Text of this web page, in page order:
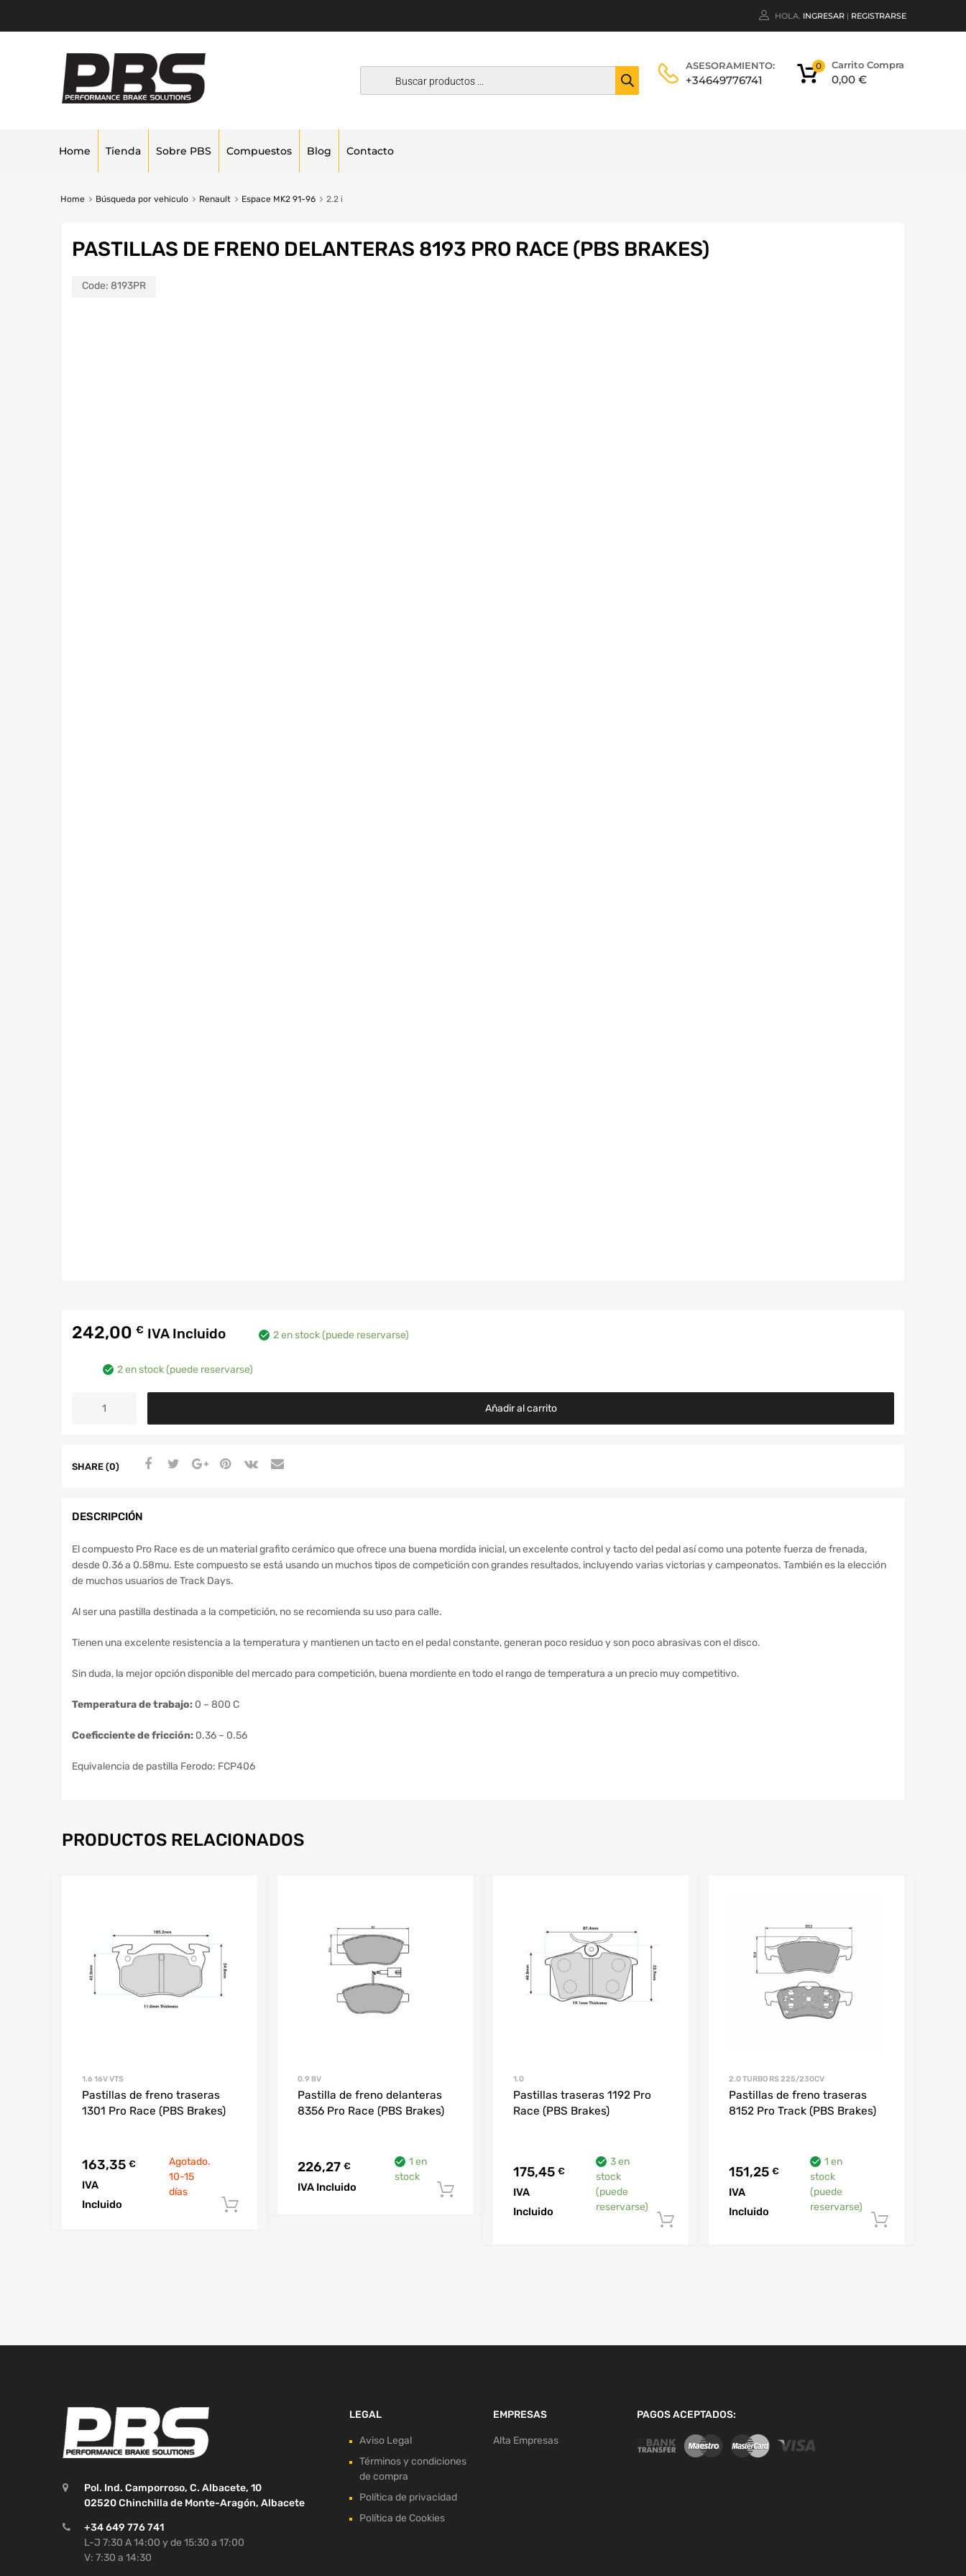
HOLA. INGRESAR | REGISTRARSE
ASESORAMIENTO:
+34649776741
Carrito Compra
0,00 €
0
Home Tienda Sobre PBS Compuestos Blog Contacto
Home Búsqueda por vehiculo Renault Espace MK2 91-96 2.2 i
PASTILLAS DE FRENO DELANTERAS 8193 PRO RACE (PBS BRAKES)
Code: 8193PR
242,00 € IVA Incluido 2 en stock (puede reservarse)
2 en stock (puede reservarse)
Añadir al carrito
SHARE (0)
DESCRIPCIÓN
El compuesto Pro Race es de un material grafito cerámico que ofrece una buena mordida inicial, un excelente control y tacto del pedal así como una potente fuerza de frenada,
desde 0.36 a 0.58mu. Este compuesto se está usando un muchos tipos de competición con grandes resultados, incluyendo varias victorias y campeonatos. También es la elección
de muchos usuarios de Track Days.
Al ser una pastilla destinada a la competición, no se recomienda su uso para calle.
Tienen una excelente resistencia a la temperatura y mantienen un tacto en el pedal constante, generan poco residuo y son poco abrasivas con el disco.
Sin duda, la mejor opción disponible del mercado para competición, buena mordiente en todo el rango de temperatura a un precio muy competitivo.
Temperatura de trabajo: 0 – 800 C
Coeficciente de fricción: 0.36 – 0.56
Equivalencia de pastilla Ferodo: FCP406
PRODUCTOS RELACIONADOS
1.6 16V VTS
Pastillas de freno traseras
1301 Pro Race (PBS Brakes)
163,35 €
IVA
Incluido
Agotado.
10-15
días
0.9 8V
Pastilla de freno delanteras
8356 Pro Race (PBS Brakes)
226,27 €
IVA Incluido
1 en
stock
Añadir al carrito
1.0
Pastillas traseras 1192 Pro
Race (PBS Brakes)
175,45 €
IVA
Incluido
3 en
stock
(puede
reservarse)
Añadir al carrito
2.0 TURBO RS 225/230CV
Pastillas de freno traseras
8152 Pro Track (PBS Brakes)
151,25 €
IVA
Incluido
1 en
stock
(puede
reservarse)
Pol. Ind. Camporroso, C. Albacete, 10
02520 Chinchilla de Monte-Aragón, Albacete
+34 649 776 741
L-J 7:30 A 14:00 y de 15:30 a 17:00
V: 7:30 a 14:30
LEGAL
Aviso Legal
Términos y condiciones
de compra
Política de privacidad
Política de Cookies
EMPRESAS
Alta Empresas
PAGOS ACEPTADOS: